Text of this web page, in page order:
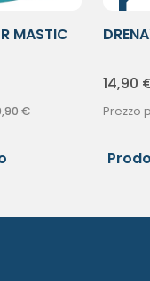
MASTIC
€
14,90
Prezzo